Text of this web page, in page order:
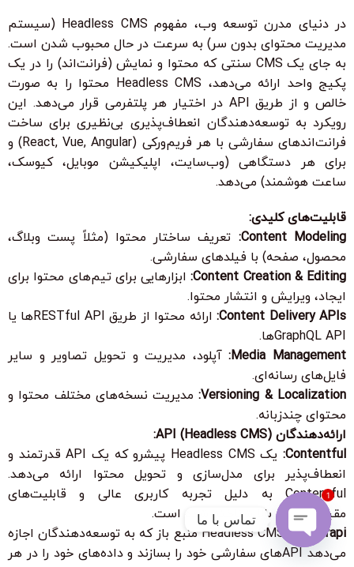
در دنیای مدرن توسعه وب، مفهوم Headless CMS (سیستم
مدیریت محتوای بدون سر) به سرعت در حال محبوب شدن است.
به جای یک CMS سنتی که محتوا و نمایش (فرانت‌اند) را در یک
پکیج واحد ارائه می‌دهد، Headless CMS محتوا را به صورت
خالص و از طریق API در اختیار هر پلتفرمی قرار می‌دهد. این
رویکرد به توسعه‌دهندگان انعطاف‌پذیری بی‌نظیری برای ساخت
فرانت‌اندهای سفارشی با هر فریم‌ورکی (React, Vue, Angular) و
برای هر دستگاهی (وب‌سایت، اپلیکیشن موبایل، کیوسک،
ساعت هوشمند) می‌دهد.
قابلیت‌های کلیدی:
Content Modeling: تعریف ساختار محتوا (مثلاً پست وبلاگ،
محصول، صفحه) با فیلدهای سفارشی.
Content Creation & Editing:ابزارهایی برای تیم‌های محتوا برای
ایجاد، ویرایش و انتشار محتوا.
Content Delivery APIs:
ارائه محتوا از طریق RESTful APIها یا
GraphQL APIها.
Media Management:آپلود، مدیریت و تحویل تصاویر و سایر
فایل‌های رسانه‌ای.
Versioning & Localization:مدیریت نسخه‌های مختلف محتوا و
محتوای چندزبانه.
ارائه‌دهندگان API (Headless CMS):
Contentful:
یک Headless CMS پیشرو که یک API قدرتمند و
انعطاف‌پذیر برای مدل‌سازی و تحویل محتوا ارائه می‌دهد.
Contentful به دلیل تجربه کاربری عالی و قابلیت‌های
مقیاس‌پذیری بالا شناخته شده است.
Strapi:
یک Headless CMS منبع باز که به توسعه‌دهندگان اجازه
می‌دهد APIهای سفارشی خود را بسازند و داده‌های خود را در هر
تماس با ما
Open
1